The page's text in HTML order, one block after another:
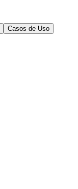
Casos de Uso